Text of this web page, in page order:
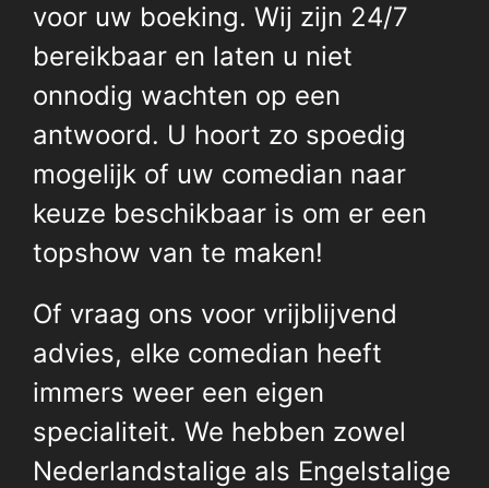
voor uw boeking. Wij zijn 24/7
bereikbaar en laten u niet
onnodig wachten op een
antwoord. U hoort zo spoedig
mogelijk of uw comedian naar
keuze beschikbaar is om er een
topshow van te maken!
Of vraag ons voor vrijblijvend
advies, elke comedian heeft
immers weer een eigen
specialiteit. We hebben zowel
Nederlandstalige als Engelstalige